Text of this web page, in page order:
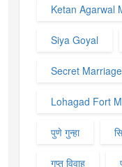
Ketan Agarwal
Siya Goyal
Secret Marriage
Lohagad Fort
पुणे गुन्हा
गुप्त विवाह